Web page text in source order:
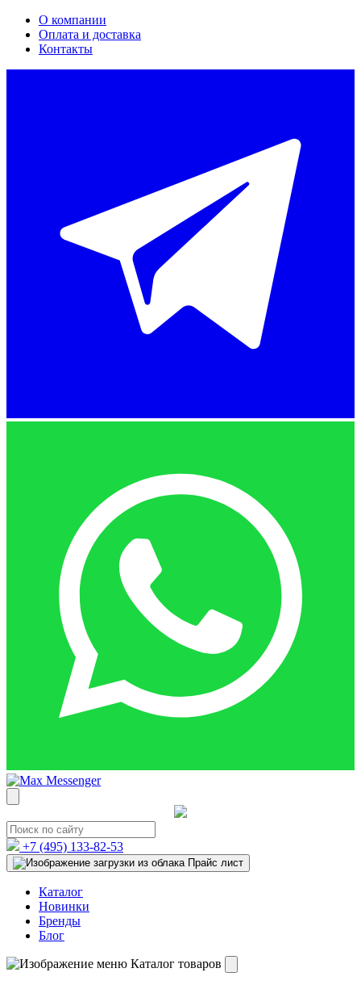
О компании
Оплата и доставка
Контакты
+7 (495) 133-82-53
Прайс лист
Каталог
Новинки
Бренды
Блог
Каталог товаров